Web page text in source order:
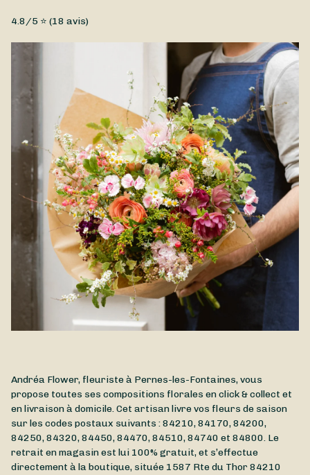
Un joli bouquet composé principalement d'anémones, réalisé
par Andréa Flower ! Celles-ci offrent une large palette de
couleurs qui vous permet d'exprimer toutes vos émotions. Ce
bouquet se prête à merveille à toutes les occasions, qu'il
s'agisse de remercier vos proches de leur soutien, de
célébrer un anniversaire, ou de témoigner de votre amour. Ce
bouquet d'Anémones est disponible à la livraison à Pernes-les-
Fontaines et ses alentours.
4.8/5 ⭐ (18 avis)
Andréa Flower, fleuriste à Pernes-les-Fontaines, vous
propose toutes ses compositions florales en click & collect et
en livraison à domicile. Cet artisan livre vos fleurs de saison
sur les codes postaux suivants : 84210, 84170, 84200,
84250, 84320, 84450, 84470, 84510, 84740 et 84800. Le
retrait en magasin est lui 100% gratuit, et s’effectue
directement à la boutique, située 1587 Rte du Thor84210